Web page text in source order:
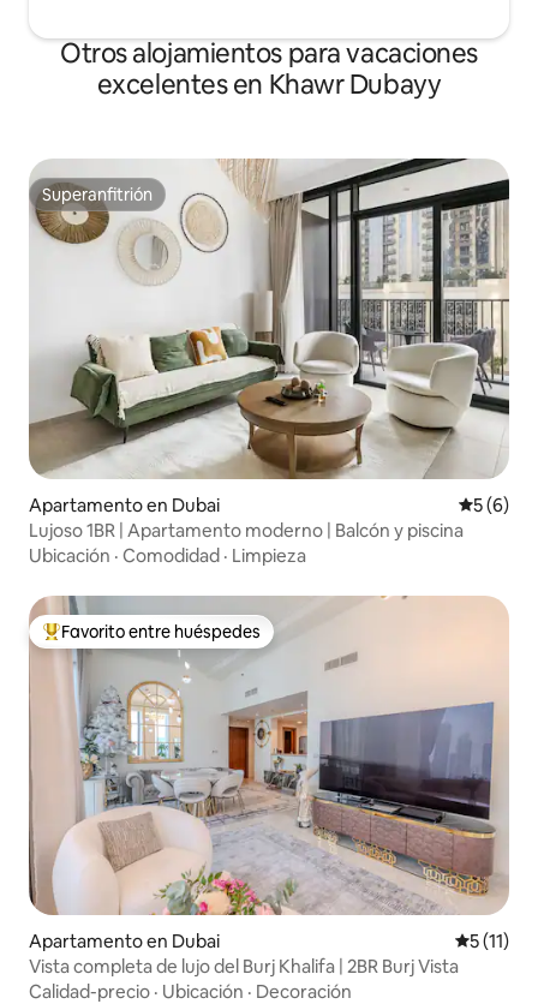
Otros alojamientos para vacaciones
excelentes en Khawr Dubayy
Superanfitrión
Superanfitrión
Apartamento en Dubai
5 (6)
Lujoso 1BR | Apartamento moderno | Balcón y piscina
Ubicación · Comodidad · Limpieza
Favorito entre huéspedes preferido
Favorito entre huéspedes
Apartamento en Dubai
5 (11)
Vista completa de lujo del Burj Khalifa | 2BR Burj Vista
Calidad-precio · Ubicación · Decoración